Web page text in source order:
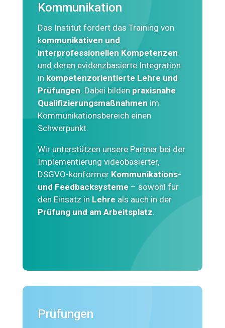
Kommunikation
Das Institut fördert das Training von
kommunikativen und
interprofessionellen Kompetenzen
und deren evidenzbasierte Integration
in kompetenzorientierte Lehre und
Prüfungen. Dabei bilden praxisnahe
Qualifizierungsmaßnahmen im
Kommunikationsbereich einen
Schwerpunkt.
Wir unterstützen unsere Partner bei der
Implementierung videobasierter,
DSGVO-konformer Kommunikations-
und Feedbacksysteme – sowohl für
den Einsatz in Lehre als auch in der
Prüfung und am Arbeitsplatz.
Prüfungen